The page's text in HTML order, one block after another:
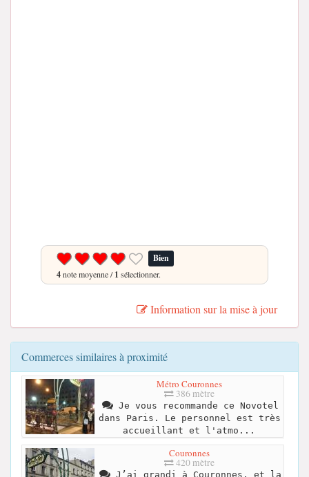
Bien
4note moyenne /1 sélectionner.
Information sur la mise à jour
Commerces similaires à proximité
Métro Couronnes
386 mètre
Je vous recommande ce Novotel
dans Paris. Le personnel est très
accueillant et l'atmo...
Couronnes
420 mètre
J’ai grandi à Couronnes, et la